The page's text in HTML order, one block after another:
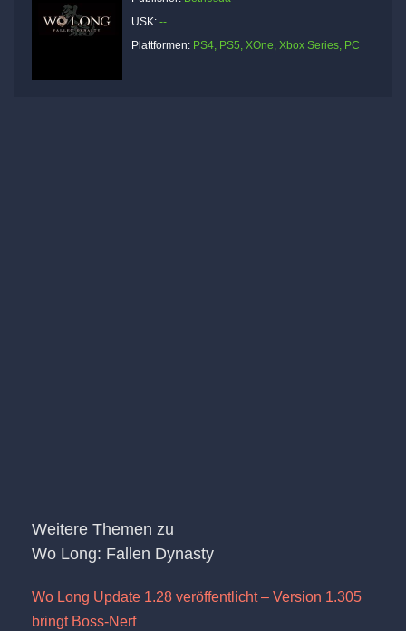
USK: --
Plattformen: PS4, PS5, XOne, Xbox Series, PC
Weitere Themen zu
Wo Long: Fallen Dynasty
Wo Long Update 1.28 veröffentlicht – Version 1.305
bringt Boss-Nerf